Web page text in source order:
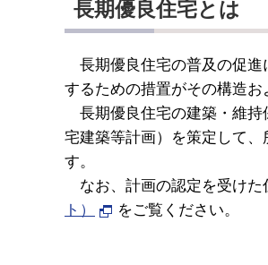
長期優良住宅とは
長期優良住宅の普及の促
するための措置がその構造お
長期優良住宅の建築・維持
宅建築等計画）を策定して
す。
なお、計画の認定を受けた
ト）
をご覧ください。